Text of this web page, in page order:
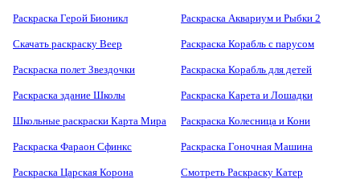
Раскраска Герой Бионикл Раскраска Аквариум и Рыбки 2
Скачать раскраску Веер Раскраска Корабль с парусом
Раскраска полет Звездочки Раскраска Корабль для детей
Раскраска здание Школы Раскраска Карета и Лошадки
Школьные раскраски Карта Мира Раскраска Колесница и Кони
Раскраска Фараон Сфинкс Раскраска Гоночная Машина
Раскраска Царская Корона Смотреть Раскраску Катер